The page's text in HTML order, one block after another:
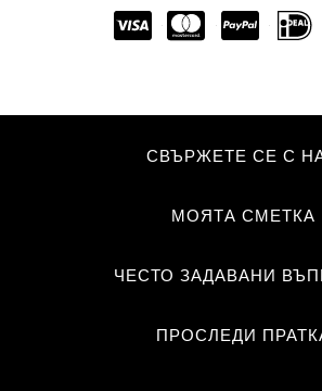
СВЪРЖЕТЕ СЕ С
МОЯТА СМЕТКА
ЧЕСТО ЗАДАВАНИ
ПРОСЛЕДИ